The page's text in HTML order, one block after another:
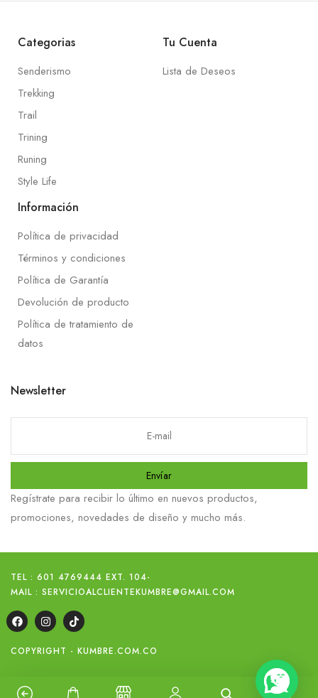
Categorias
Senderismo
Trekking
Trail
Trining
Runing
Style Life
Tu Cuenta
Lista de Deseos
Información
Política de privacidad
Términos y condiciones
Política de Garantía
Devolución de producto
Política de tratamiento de
datos
Newsletter
Envíar
Regístrate para recibir lo último en nuevos productos,
promociones, novedades de diseño y mucho más.
TEL : 601 4769444 EXT. 104-
MAIL : SERVICIOALCLIENTEKUMBRE@GMAIL.COM
COPYRIGHT - KUMBRE.COM.CO